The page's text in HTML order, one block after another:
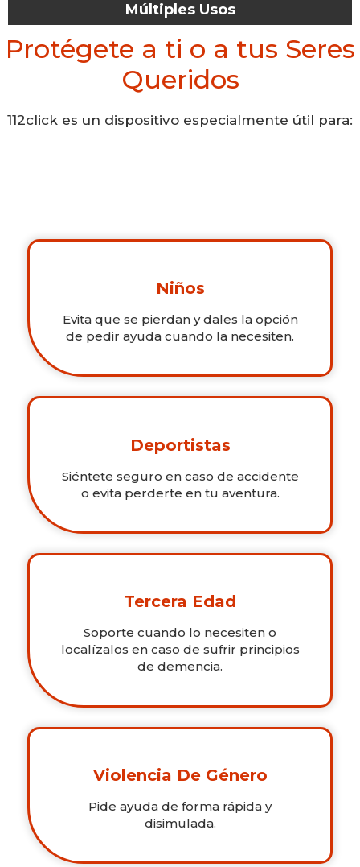
Múltiples Usos
Protégete a ti o a tus Seres
Queridos
112click es un dispositivo especialmente útil para:
Niños
Evita que se pierdan y dales la opción
de pedir ayuda cuando la necesiten.
Deportistas
Siéntete seguro en caso de accidente
o evita perderte en tu aventura.
Tercera Edad
Soporte cuando lo necesiten o
localízalos en caso de sufrir principios
de demencia.
Violencia De Género
Pide ayuda de forma rápida y
disimulada.